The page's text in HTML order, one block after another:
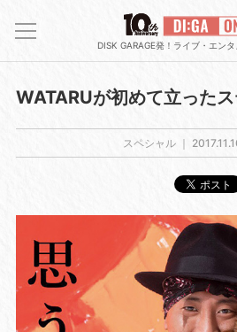
DISK GARAGE発！ライブ・エン
WATARUが初めて立った
スペシャル ｜